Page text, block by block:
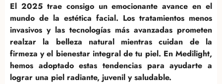
El 2025 trae consigo un emocionante avance en el
mundo de la estética facial. Los tratamientos menos
invasivos y las tecnologías más avanzadas prometen
realzar la belleza natural mientras cuidan de la
firmeza y el bienestar integral de tu piel. En Medilight,
hemos adoptado estas tendencias para ayudarte a
lograr una piel radiante, juvenil y saludable.